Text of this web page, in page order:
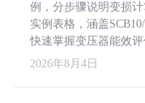
例，分步骤说明变损
实例表格，涵盖
快速掌握变压器能效评
2026年8月4日